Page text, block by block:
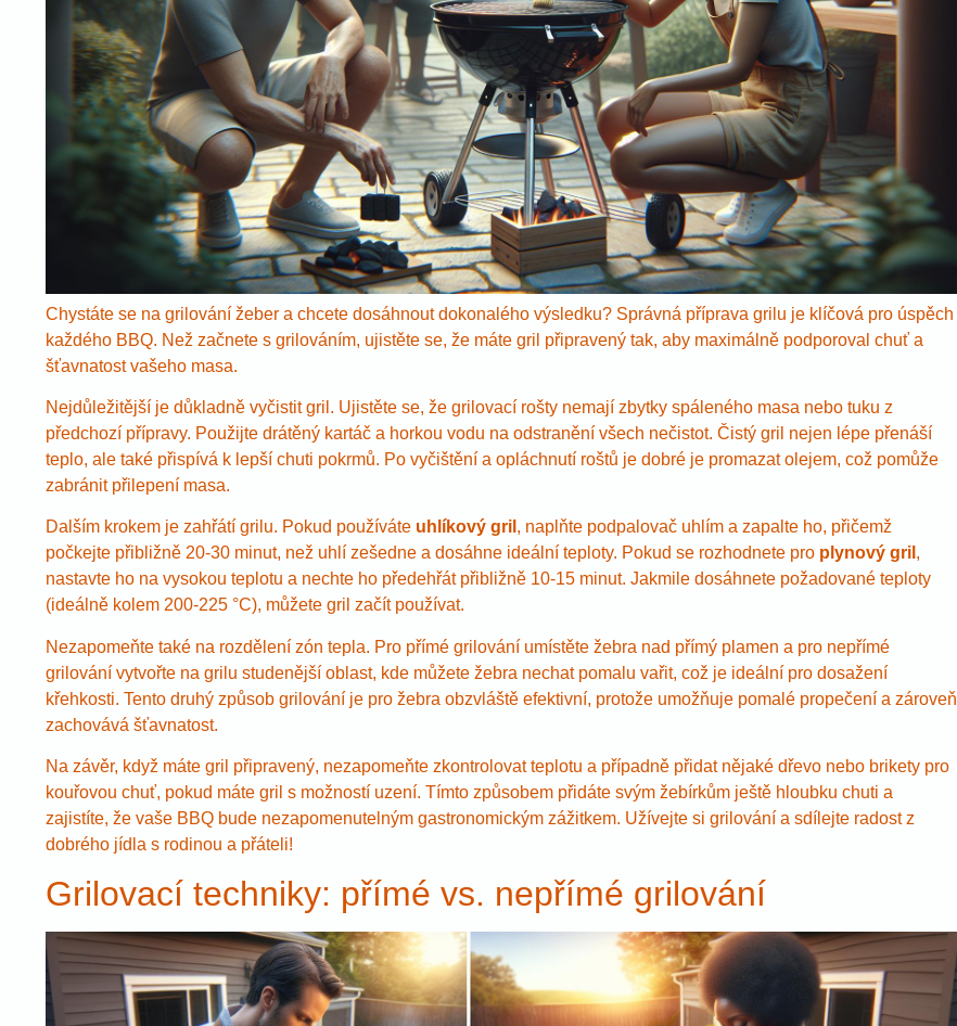
Chystáte se na grilování žeber a chcete dosáhnout dokonalého výsledku? Správná příprava grilu je klíčová pro úspěch
každého BBQ. Než začnete s grilováním, ujistěte se, že máte gril připravený tak, aby maximálně podporoval chuť a
šťavnatost vašeho masa.
Nejdůležitější je důkladně vyčistit gril. Ujistěte se, že grilovací rošty nemají zbytky spáleného masa nebo tuku z
předchozí přípravy. Použijte drátěný kartáč a horkou vodu na odstranění všech nečistot. Čistý gril nejen lépe přenáší
teplo, ale také přispívá k lepší chuti pokrmů. Po vyčištění a opláchnutí roštů je dobré je promazat olejem, což pomůže
zabránit přilepení masa.
Dalším krokem je zahřátí grilu. Pokud používáte uhlíkový gril , naplňte podpalovač uhlím a zapalte ho, přičemž
počkejte přibližně 20-30 minut, než uhlí zešedne a dosáhne ideální teploty. Pokud se rozhodnete pro plynový gril ,
nastavte ho na vysokou teplotu a nechte ho předehřát přibližně 10-15 minut. Jakmile dosáhnete požadované teploty
(ideálně kolem 200-225 °C), můžete gril začít používat.
Nezapomeňte také na rozdělení zón tepla. Pro přímé grilování umístěte žebra nad přímý plamen a pro nepřímé
grilování vytvořte na grilu studenější oblast, kde můžete žebra nechat pomalu vařit, což je ideální pro dosažení
křehkosti. Tento druhý způsob grilování je pro žebra obzvláště efektivní, protože umožňuje pomalé propečení a zároveň
zachovává šťavnatost.
Na závěr, když máte gril připravený, nezapomeňte zkontrolovat teplotu a případně přidat nějaké dřevo nebo brikety pro
kouřovou chuť, pokud máte gril s možností uzení. Tímto způsobem přidáte svým žebírkům ještě hloubku chuti a
zajistíte, že vaše BBQ bude nezapomenutelným gastronomickým zážitkem. Užívejte si grilování a sdílejte radost z
dobrého jídla s rodinou a přáteli!
Grilovací techniky: přímé vs. nepřímé grilování